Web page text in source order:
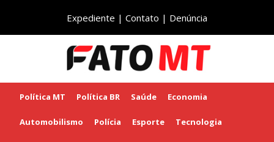
Expediente | Contato | Denúncia
Política MT Política BR Saúde Economia
Automobilismo Polícia Esporte Tecnologia